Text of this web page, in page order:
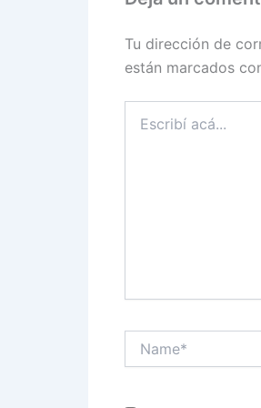
Tu dirección de
están marcados
acá...